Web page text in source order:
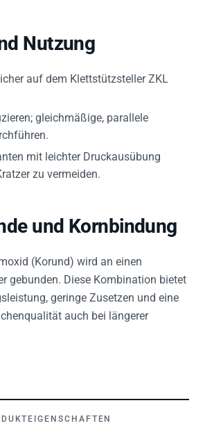
Nutzung
auf dem Klettstützsteller ZKL
gleichmäßige, parallele
mit leichter Druckausübung
zu vermeiden.
und Kornbindung
(Korund) wird an einen
gebunden. Diese Kombination bietet
geringe Zusetzen und eine
auch bei längerer